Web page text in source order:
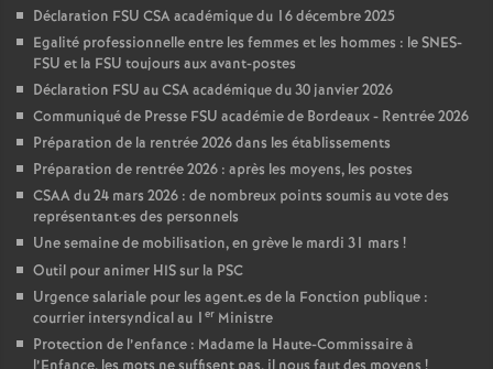
Déclaration FSU CSA académique du 16 décembre 2025
Egalité professionnelle entre les femmes et les hommes : le SNES-
FSU et la FSU toujours aux avant-postes
Déclaration FSU au CSA académique du 30 janvier 2026
Communiqué de Presse FSU académie de Bordeaux - Rentrée 2026
Préparation de la rentrée 2026 dans les établissements
Préparation de rentrée 2026 : après les moyens, les postes
CSAA du 24 mars 2026 : de nombreux points soumis au vote des
représentant·es des personnels
Une semaine de mobilisation, en grève le mardi 31 mars !
Outil pour animer HIS sur la PSC
Urgence salariale pour les agent.es de la Fonction publique :
courrier intersyndical au 1 er Ministre
Protection de l’enfance : Madame la Haute-Commissaire à